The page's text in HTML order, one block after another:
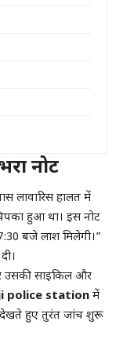
नोट
लावारिस हालत में
हुआ था। इस नोट
बजे लाश मिलेगी।”
उसकी साइकिल और
police station में
देखते हुए तुरंत जांच शुरू